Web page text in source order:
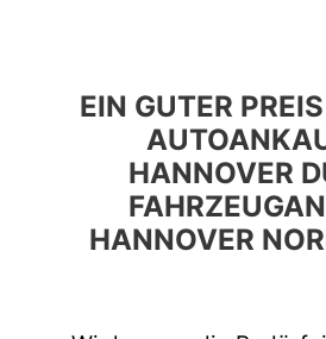
EIN GUTER
HANNOVER
HANNOVER